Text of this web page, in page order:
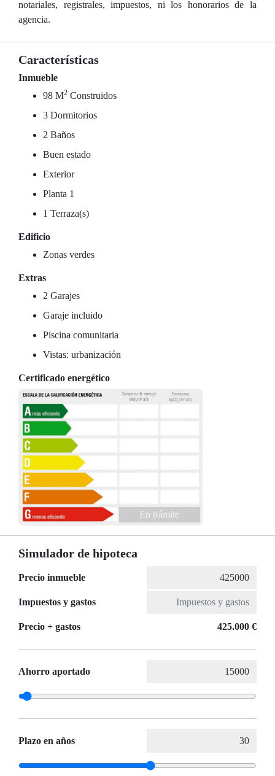
notariales, registrales, impuestos, ni los honorarios de la
agencia.
Características
Inmueble
98 M2 Construidos
3 Dormitorios
2 Baños
Buen estado
Exterior
Planta 1
1 Terraza(s)
Edificio
Zonas verdes
Extras
2 Garajes
Garaje incluido
Piscina comunitaria
Vistas: urbanización
Certificado energético
En trámite
Simulador de hipoteca
Precio inmueble
Impuestos y gastos
Precio + gastos 425.000 €
Ahorro aportado
Plazo en años